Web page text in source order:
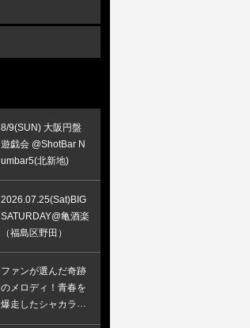
8/9(SUN) 大阪円盤
遊戯会 @ShotBar N
umbar5(北新地)
2026.07.25(Sat)BIG
SATURDAY@亀酒楽
（福島区野田）
ファンが選んだ奇跡
のメロディ！青春を
爆走したシャカラビ